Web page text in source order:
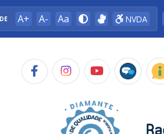
A+ A- Aa NVDA